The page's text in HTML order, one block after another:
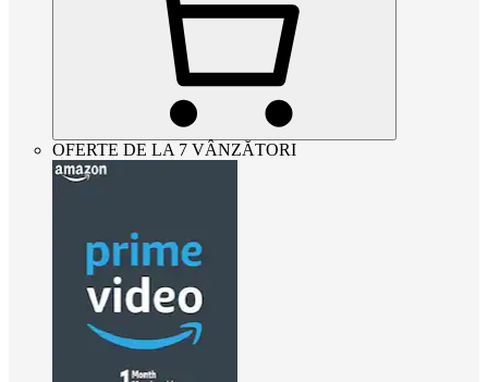
OFERTE DE LA 7 VÂNZĂTORI